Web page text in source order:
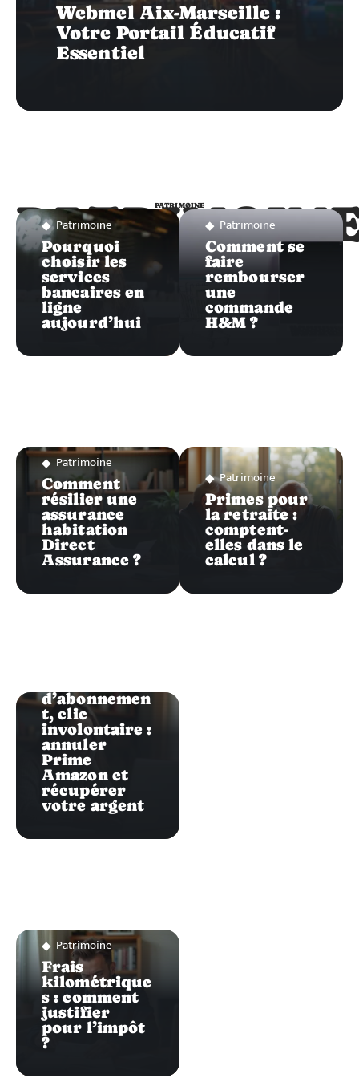
Webmel Aix-Marseille :
Votre Portail Éducatif
Essentiel
PATRIMOINE
Patrimoine
Pourquoi
choisir les
services
bancaires en
ligne
aujourd’hui
Patrimoine
Comment
résilier une
assurance
habitation
Direct
Assurance ?
d’abonnemen
t, clic
involontaire :
annuler
Prime
Amazon et
récupérer
votre argent
Patrimoine
Frais
kilométrique
s : comment
justifier
pour l’impôt
?
Patrimoine
Comment se
faire
rembourser
une
commande
H&M ?
Patrimoine
Primes pour
la retraite :
comptent-
elles dans le
calcul ?